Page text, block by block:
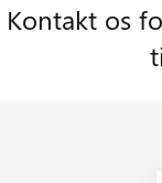
Find
Læs
Kontakt os